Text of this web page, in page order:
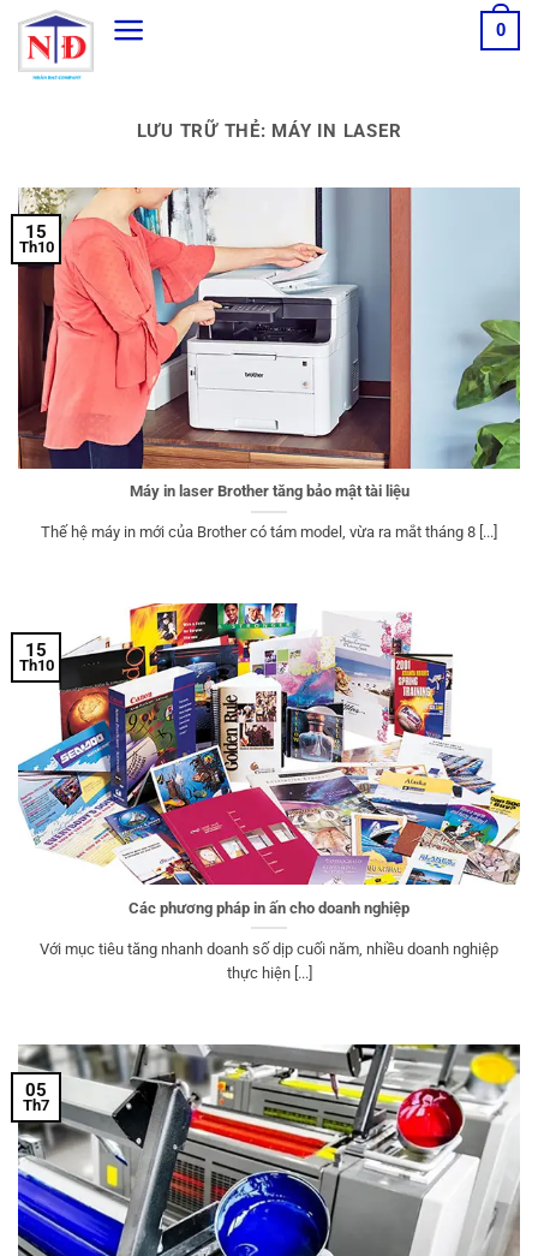
qua
nội
0
LƯU TRỮ THẺ: MÁY IN LASER
Máy in laser Brother tăng bảo mật tài liệu
Thế hệ máy in mới của Brother có tám model, vừa ra mắt tháng 8 [...]
15
Th10
Các phương pháp in ấn cho doanh nghiệp
Với mục tiêu tăng nhanh doanh số dịp cuối năm, nhiều doanh nghiệp
thực hiện [...]
15
Th10
05
Th7